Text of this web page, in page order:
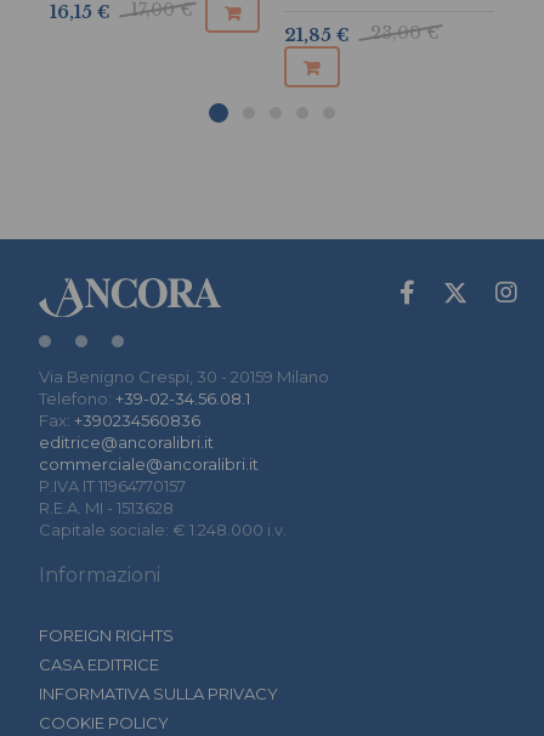
17,00 €
16,15 €
23,00 €
21,85 €
Via Benigno Crespi, 30 - 20159 Milano
Telefono: +39-02-34.56.08.1
Fax: +390234560836
editrice@ancoralibri.it
commerciale@ancoralibri.it
P.IVA IT 11964770157
R.E.A. MI - 1513628
Capitale sociale: € 1.248.000 i.v.
Informazioni
FOREIGN RIGHTS
CASA EDITRICE
INFORMATIVA SULLA PRIVACY
COOKIE POLICY